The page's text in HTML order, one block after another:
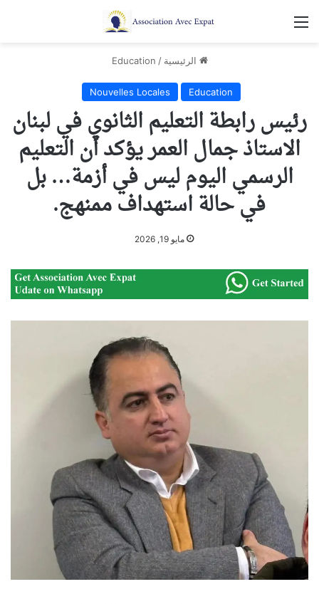
القائمة
الرئيسية /
Education
Education
Nouvelles Locales
رئيس رابطة التعليم الثانوي في لبنان
الاستاذ جمال العمر يؤكد أن التعليم
الرسمي اليوم ليس في أزمة… بل
في حالة استهداف ممنهج.
مايو 19, 2026